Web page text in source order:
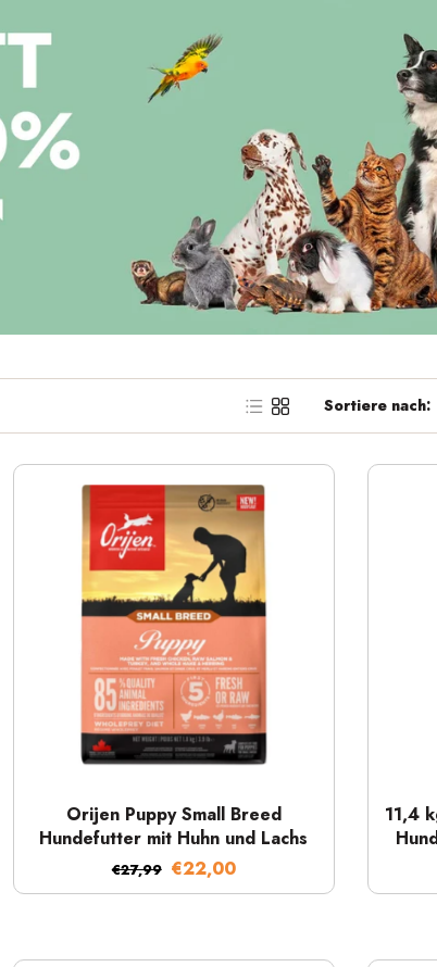
Sortiere nach:
Orijen Puppy Small Breed
Hundefutter mit Huhn und Lachs
€27,99 €22,00
11,4